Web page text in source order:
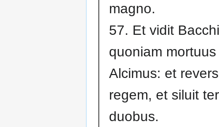
magno.
57. Et vidit
quoniam
Alcimus: et
regem, et siluit
duobus.